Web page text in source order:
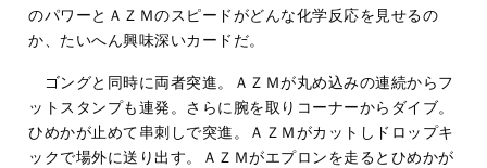
のパワーとＡＺＭのスピードがどんな化学反応を見せるの
か、たいへん興味深いカードだ。
ゴングと同時に両者突進。ＡＺＭが丸め込みの連続からフ
ットスタンプも連発。さらに腕を取りコーナーからダイブ。
ひめかが止めて串刺しで突進。ＡＺＭがカットしドロップキ
ックで場外に送り出す。ＡＺＭがエプロンを走るとひめかが